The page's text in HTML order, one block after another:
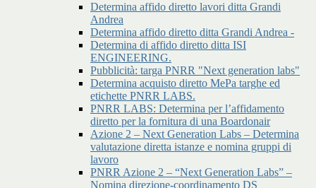
Determina affido diretto lavori ditta Grandi
Andrea
Determina affido diretto ditta Grandi Andrea -
Determina di affido diretto ditta ISI
ENGINEERING.
Pubblicità: targa PNRR "Next generation labs"
Determina acquisto diretto MePa targhe ed
etichette PNRR LABS.
PNRR LABS: Determina per l’affidamento
diretto per la fornitura di una Boardonair
Azione 2 – Next Generation Labs – Determina
valutazione diretta istanze e nomina gruppi di
lavoro
PNRR Azione 2 – “Next Generation Labs” –
Nomina direzione-coordinamento DS